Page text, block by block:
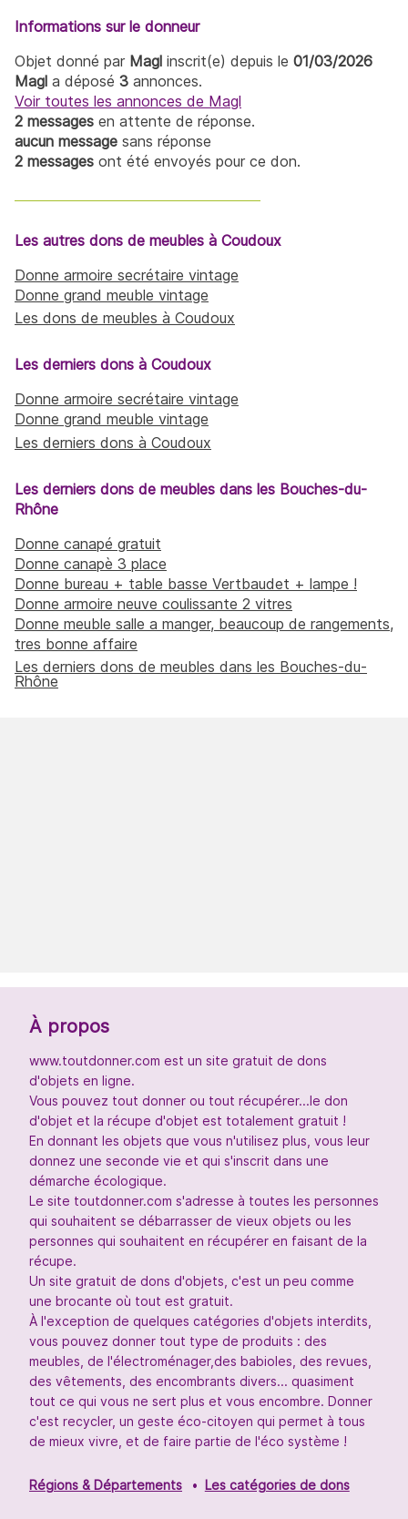
Informations sur le donneur
Objet donné par Magl inscrit(e) depuis le 01/03/2026
Magl a déposé 3 annonces.
Voir toutes les annonces de Magl
2 messages en attente de réponse.
aucun message sans réponse
2 messages ont été envoyés pour ce don.
Les autres dons de meubles à Coudoux
Donne armoire secrétaire vintage
Donne grand meuble vintage
Les dons de meubles à Coudoux
Les derniers dons à Coudoux
Donne armoire secrétaire vintage
Donne grand meuble vintage
Les derniers dons à Coudoux
Les derniers dons de meubles dans les Bouches-du-
Rhône
Donne canapé gratuit
Donne canapè 3 place
Donne bureau + table basse Vertbaudet + lampe !
Donne armoire neuve coulissante 2 vitres
Donne meuble salle a manger, beaucoup de rangements,
tres bonne affaire
Les derniers dons de meubles dans les Bouches-du-
Rhône
À propos
www.toutdonner.com est un site gratuit de dons
d'objets en ligne.
Vous pouvez tout donner ou tout récupérer...le don
d'objet et la récupe d'objet est totalement gratuit !
En donnant les objets que vous n'utilisez plus, vous leur
donnez une seconde vie et qui s'inscrit dans une
démarche écologique.
Le site toutdonner.com s'adresse à toutes les personnes
qui souhaitent se débarrasser de vieux objets ou les
personnes qui souhaitent en récupérer en faisant de la
récupe.
Un site gratuit de dons d'objets, c'est un peu comme
une brocante où tout est gratuit.
À l'exception de quelques catégories d'objets interdits,
vous pouvez donner tout type de produits : des
meubles, de l'électroménager,des babioles, des revues,
des vêtements, des encombrants divers... quasiment
tout ce qui vous ne sert plus et vous encombre. Donner
c'est recycler, un geste éco-citoyen qui permet à tous
de mieux vivre, et de faire partie de l'éco système !
Régions & Départements Les catégories de dons